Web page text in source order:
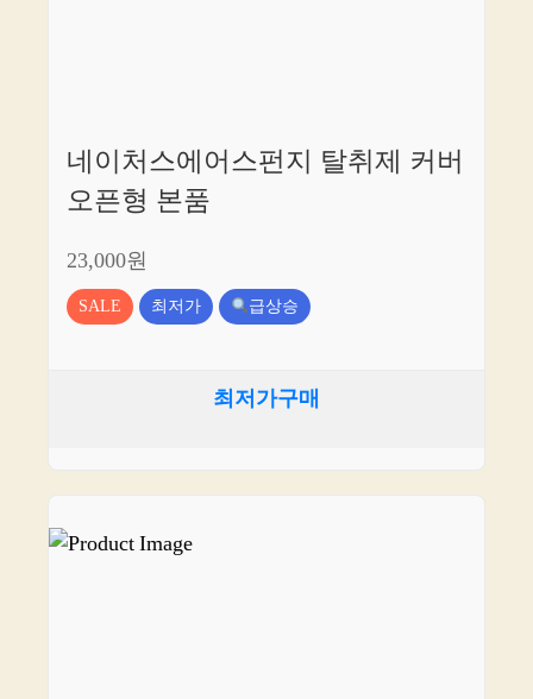
네이처스에어스펀지 탈취제 커버
오픈형 본품
23,000원
SALE 최저가 급상승
최저가구매